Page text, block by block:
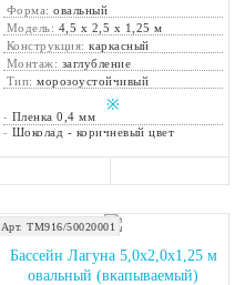
Форма:овальный
Модель: 4,5 х 2,5 х 1,25 м
Конструкция:каркасный
Монтаж: заглубление
Тип:морозоустойчивый
※
- Пленка 0,4 мм
- Шоколад - коричневый цвет
Закажите монтаж!
Арт. ТМ916/50020001
Бассейн Лагуна 5,0х2,0х1,25 м
овальный (вкапываемый)